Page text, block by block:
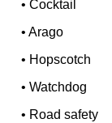
•Cocktail
•Arago
• Hopscotch
•Watchdog
• Road safety